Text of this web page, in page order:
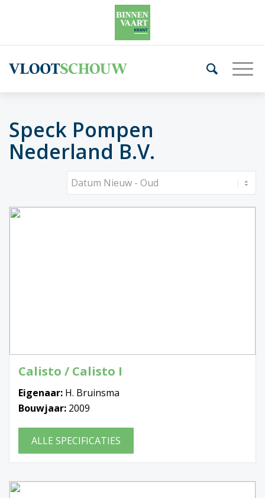
Speck Pompen
Nederland B.V.
Calisto / Calisto I
Eigenaar: H. Bruinsma
Bouwjaar: 2009
ALLE SPECIFICATIES